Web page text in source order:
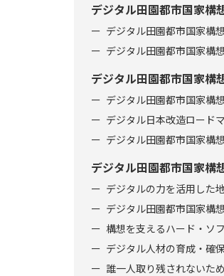
デジタル田園都市国家構
デジタル田園都市国家構
デジタル田園都市国家構
デジタル田園都市国家構
デジタル田園都市国家構
デジタル日本改造ロード
デジタル田園都市国家構
デジタル田園都市国家構
デジタルの力を活用した
デジタル田園都市国家構
構想を支えるハード・ソ
デジタル人材の育成・確保
誰一人取り残されないた